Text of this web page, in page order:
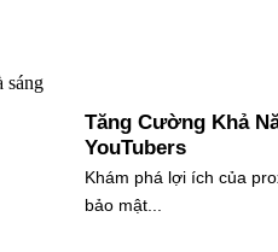
Tăng Cường Khả
YouTubers
Khám phá lợi ích của
bảo mật...